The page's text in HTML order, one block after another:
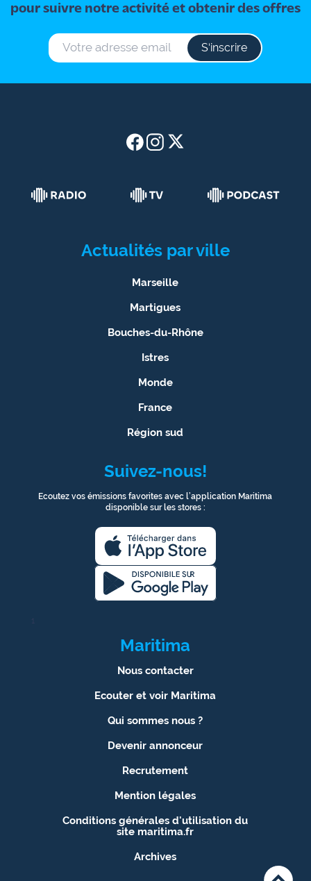
pour suivre notre activité et obtenir des offres
S‘inscrire
Actualités par ville
Marseille
Martigues
Bouches-du-Rhône
Istres
Monde
France
Région sud
Suivez-nous!
Ecoutez vos émissions favorites avec l’application Maritima
disponible sur les stores :
1
Maritima
Nous contacter
Ecouter et voir Maritima
Qui sommes nous ?
Devenir annonceur
Recrutement
Mention légales
Conditions générales d'utilisation du
site maritima.fr
Archives